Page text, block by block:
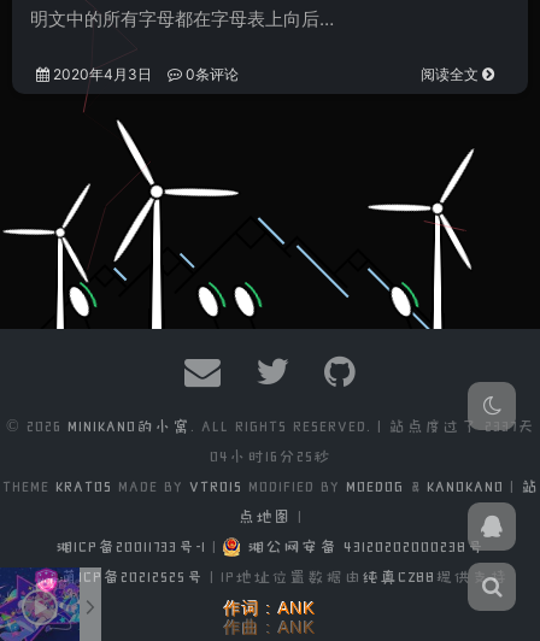
明文中的所有字母都在字母表上向后…
2020年4月3日 0条评论 阅读全文
© 2026 MINIKANO的小窝 . ALL RIGHTS RESERVED. | 站点度过了2337天
04小时16分25秒
THEME KRATOS MADE BY VTROIS MODIFIED BY MOEDOG & KANOKANO | 站
点地图 |
湘ICP备20011733号-1 |
湘公网安备 43120202000238号
萌ICP备20212525号 | IP地址位置数据由 纯真CZ88 提供支持
作词 : ANK
作曲 : ANK